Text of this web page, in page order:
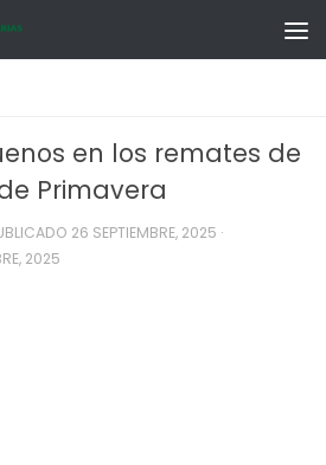
en los remates de
Primavera
26 SEPTIEMBRE, 2025 ·
2025